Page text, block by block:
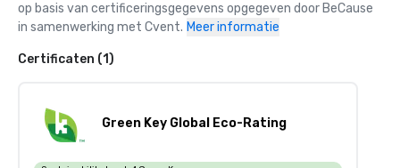
op basis van certificeringsgegevens opgegeven door BeCause
in samenwerking met Cvent. Meer informatie
Certificaten (1)
Green Key Global Eco-Rating